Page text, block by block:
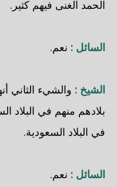
الحمد الغنى فيهم كثير.
السائل : نعم.
الشيخ : والشيء الثاني
بلادهم منهم في البلاد
في البلاد السعودية.
السائل : نعم.